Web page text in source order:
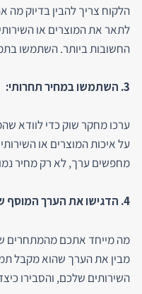
הלקוח צריך להבין בדיוק מה
לתאר את המוצרים או
החשובות ביותר. השתמשו
3. השתמשו במחיר תחרותי:
ערכו מחקר שוק כדי לוודא
על איכות המוצרים או
מחפשים ערך, לא רק מחיר
4. הדגישו את הערך המוסף שאתם מציעים:
מה מייחד אתכם מהמתחרים
מבין את הערך שהוא מקבל
השירותים שלכם, והסבירו